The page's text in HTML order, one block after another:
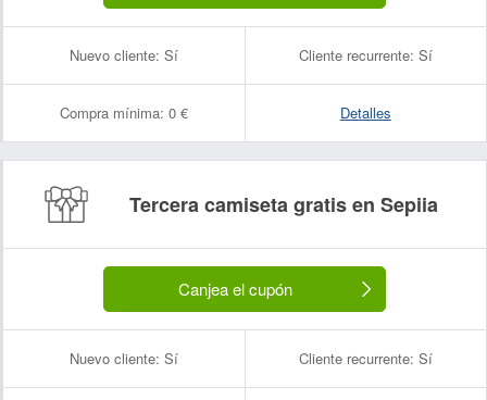
Nuevo cliente: Sí Cliente recurrente: Sí
Compra mínima: 0 € Detalles
Tercera camiseta gratis en Sepiia
Canjea el cupón
Nuevo cliente: Sí Cliente recurrente: Sí